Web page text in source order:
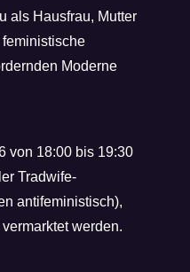
als Hausfrau, Mutter
Moderne
von 18:00 bis 19:30
Tradwife-
antifeministisch),
werden.